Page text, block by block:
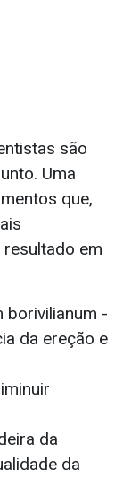
são
Uma
que,
em
borivilianum -
da ereção e
da
da